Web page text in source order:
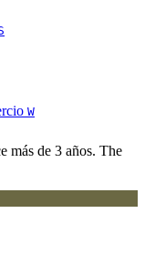
W
más de 3 años. The